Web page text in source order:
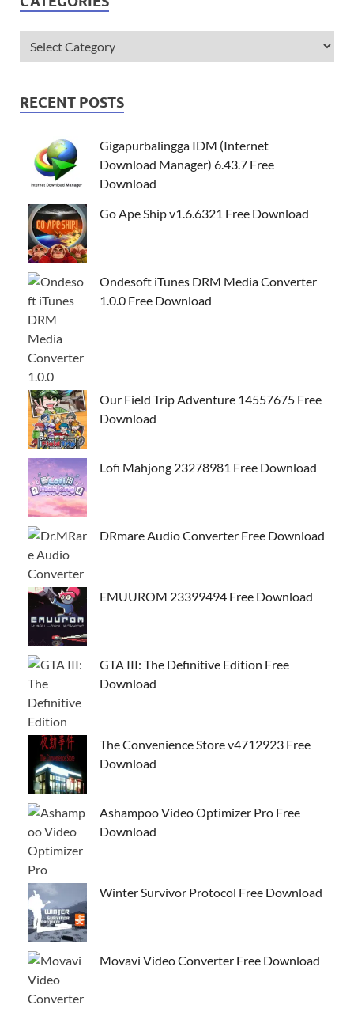
RECENT POSTS
Gigapurbalingga IDM (Internet
Download Manager) 6.43.7 Free
Download
Go Ape Ship v1.6.6321 Free Download
Ondesoft iTunes DRM Media Converter
1.0.0 Free Download
Our Field Trip Adventure 14557675 Free
Download
Lofi Mahjong 23278981 Free Download
DRmare Audio Converter Free Download
EMUUROM 23399494 Free Download
GTA III: The Definitive Edition Free
Download
The Convenience Store v4712923 Free
Download
Ashampoo Video Optimizer Pro Free
Download
Winter Survivor Protocol Free Download
Movavi Video Converter Free Download